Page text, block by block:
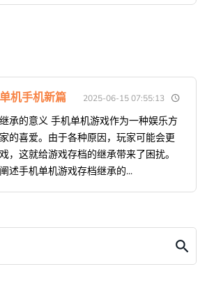
机手机新篇 2025-06-15 07:55:13
承的意义 手机单机游戏作为一种娱乐方
的喜爱。由于各种原因，玩家可能会更
，这就给游戏存档的继承带来了困扰。
述手机单机游戏存档继承的...